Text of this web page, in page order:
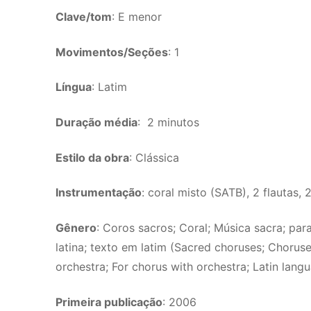
Clave/tom: E menor
Movimentos/Seções: 1
Língua: Latim
Duração média: 2 minutos
Estilo da obra: Clássica
Instrumentação: coral misto (SATB), 2 flautas,
Gênero: Coros sacros; Coral; Música sacra;
latina; texto em latim (Sacred choruses;
orchestra; For chorus with orchestra; Latin
Primeira publicação: 2006